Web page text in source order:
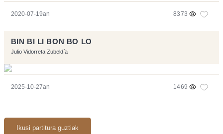
2020-07-19an 8373
BIN BI LI BON BO LO
Julio Vidorreta Zubeldía
2025-10-27an 1469
Ikusi partitura guztiak